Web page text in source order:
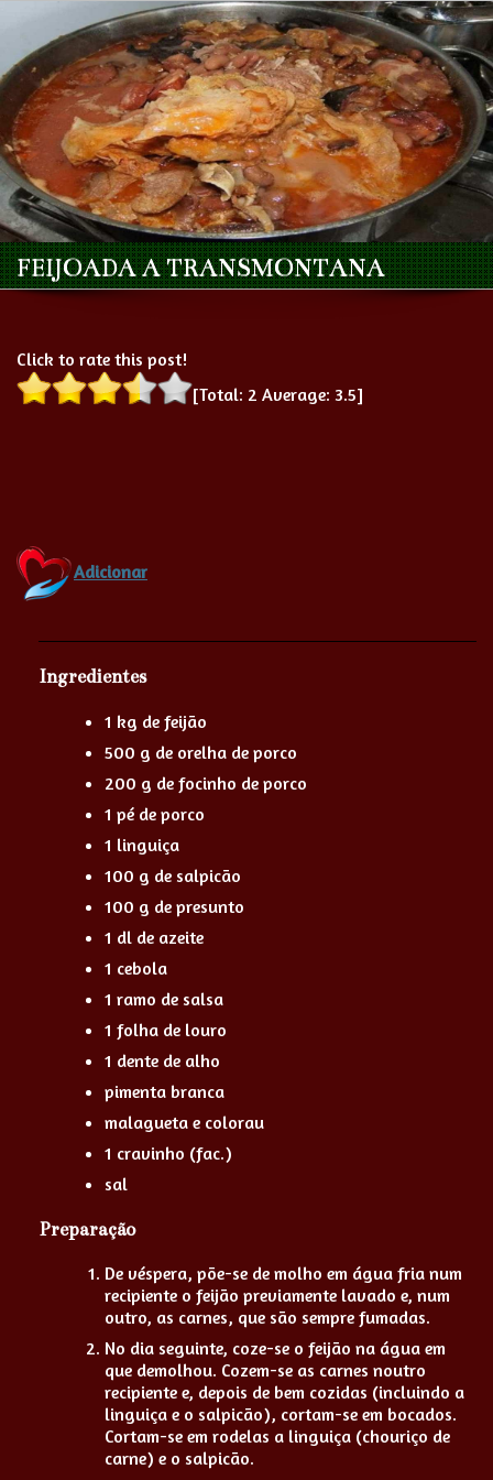
FEIJOADA A TRANSMONTANA
Click to rate this post!
[Total: 2 Average: 3.5]
Adicionar
Ingredientes
1 kg de feijão
500 g de orelha de porco
200 g de focinho de porco
1 pé de porco
1 linguiça
100 g de salpicão
100 g de presunto
1 dl de azeite
1 cebola
1 ramo de salsa
1 folha de louro
1 dente de alho
pimenta branca
malagueta e colorau
1 cravinho (fac.)
sal
Preparação
De véspera, põe-se de molho em água fria num
recipiente o feijão previamente lavado e, num
outro, as carnes, que são sempre fumadas.
No dia seguinte, coze-se o feijão na água em
que demolhou. Cozem-se as carnes noutro
recipiente e, depois de bem cozidas (incluindo a
linguiça e o salpicão), cortam-se em bocados.
Cortam-se em rodelas a linguiça (chouriço de
carne) e o salpicão.